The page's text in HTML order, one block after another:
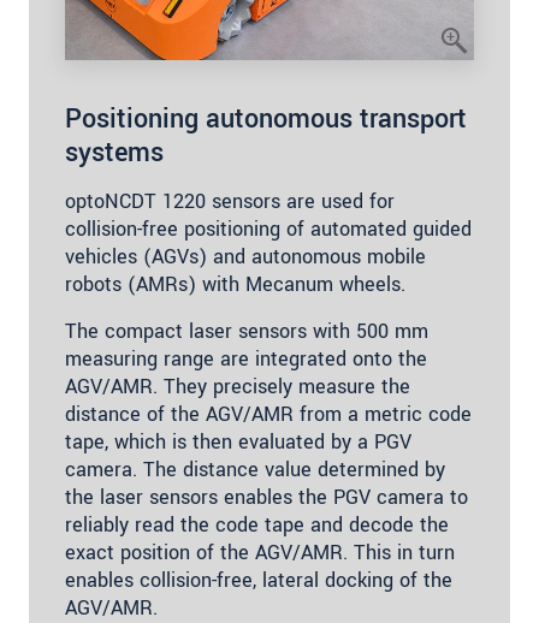
Positioning autonomous transport
systems
optoNCDT 1220 sensors are used for
collision-free positioning of automated guided
vehicles (AGVs) and autonomous mobile
robots (AMRs) with Mecanum wheels.
The compact laser sensors with 500 mm
measuring range are integrated onto the
AGV/AMR. They precisely measure the
distance of the AGV/AMR from a metric code
tape, which is then evaluated by a PGV
camera. The distance value determined by
the laser sensors enables the PGV camera to
reliably read the code tape and decode the
exact position of the AGV/AMR. This in turn
enables collision-free, lateral docking of the
AGV/AMR.